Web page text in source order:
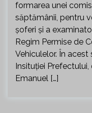
formarea unei
săptămânii, pentru
șoferi și a
Regim Permise de
Vehiculelor. În
Insituției
Emanuel […]